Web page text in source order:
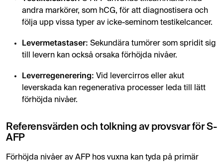
andra markörer, som hCG, för att diagnostisera och
följa upp vissa typer av icke-seminom testikelcancer.
Levermetastaser: Sekundära tumörer som spridit sig
till levern kan också orsaka förhöjda nivåer.
Leverregenerering: Vid levercirros eller akut
leverskada kan regenerativa processer leda till lätt
förhöjda nivåer.
Referensvärden och tolkning av provsvar för S-
AFP
Förhöjda nivåer av AFP hos vuxna kan tyda på primär